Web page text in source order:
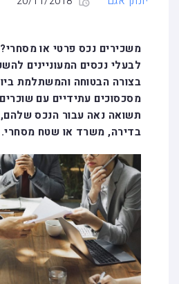
משכירים נכס פרטי או
לבעלי נכסים המעוניינים
בצורה הבטוחה והמשתלמת
מסכסוכים עתידיים עם
תשואה נאה עבור הנכס שלהם,
בדירה, משרד או שטח מסחרי.